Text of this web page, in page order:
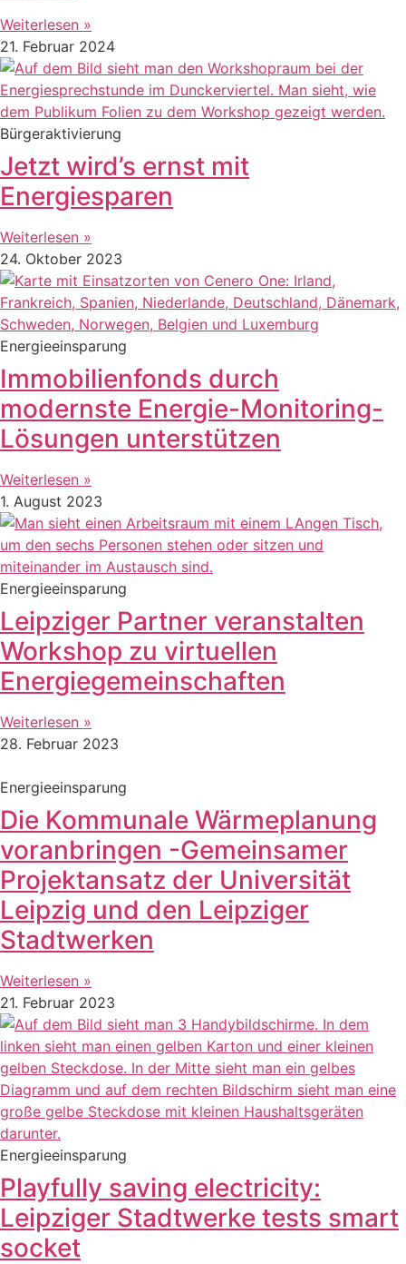
Weiterlesen »
21. Februar 2024
Bürgeraktivierung
Jetzt wird’s ernst mit
Energiesparen
Weiterlesen »
24. Oktober 2023
Energieeinsparung
Immobilienfonds durch
modernste Energie-Monitoring-
Lösungen unterstützen
Weiterlesen »
1. August 2023
Energieeinsparung
Leipziger Partner veranstalten
Workshop zu virtuellen
Energiegemeinschaften
Weiterlesen »
28. Februar 2023
Energieeinsparung
Die Kommunale Wärmeplanung
voranbringen -Gemeinsamer
Projektansatz der Universität
Leipzig und den Leipziger
Stadtwerken
Weiterlesen »
21. Februar 2023
Energieeinsparung
Playfully saving electricity:
Leipziger Stadtwerke tests smart
socket